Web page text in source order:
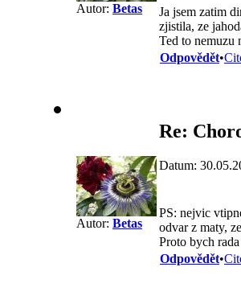
Autor: Betas
Ja jsem zatim
zjistila, ze
Ted to nemuzu
Odpovědět•
Autor: Betas
Re:
Datum:
PS: nejvic
odvar z maty,
Proto bych
Odpovědět•